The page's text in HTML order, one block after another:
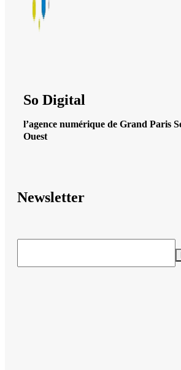
So Digital
l’agence numérique de Grand Paris
Ouest
Newsletter